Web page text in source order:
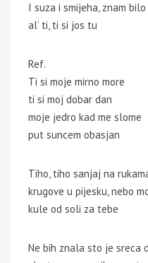
I suza i smijeha, znam
al’ ti, ti si jos tu
Ref.
Ti si moje mirno more
ti si moj dobar dan
moje jedro kad me slome
put suncem obasjan
Tiho, tiho sanjaj na
krugove u pijesku, nebo
kule od soli za tebe
Ne bih znala sto je sreca